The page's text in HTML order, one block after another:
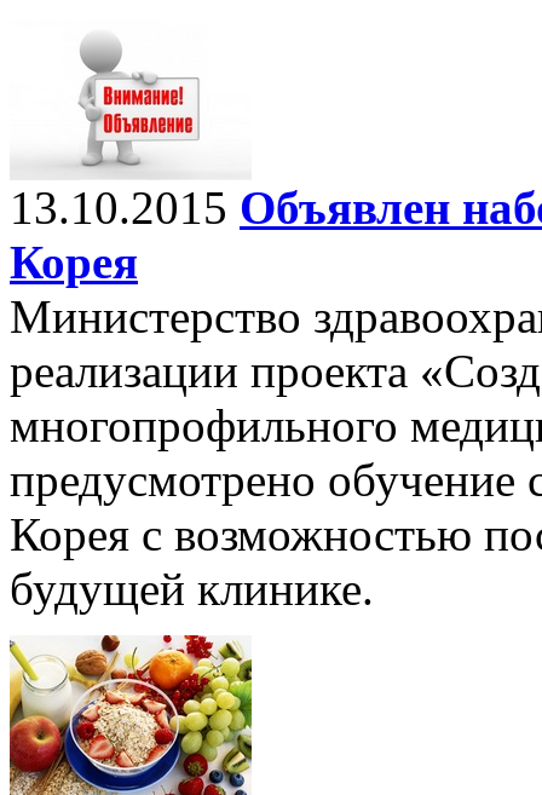
13.10.2015 Объявлен
Корея
Министерство
реализации проекта
многопрофильного
предусмотрено обучение
Корея с возможностью
будущей клинике.